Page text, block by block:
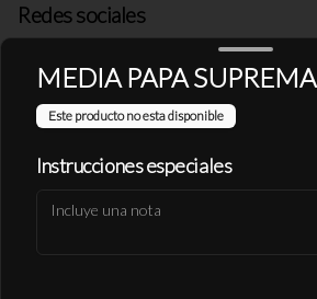
Redes sociales
Facebook
Mi cuenta
MEDIA PAPA SUPREMA
Este producto no esta disponible
Instrucciones especiales